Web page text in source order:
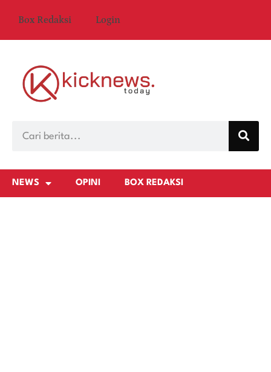
Box Redaksi Login
NEWS OPINI BOX REDAKSI